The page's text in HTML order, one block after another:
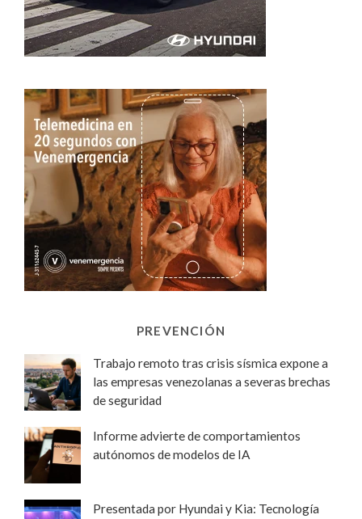
PREVENCIÓN
Trabajo remoto tras crisis sísmica expone a
las empresas venezolanas a severas brechas
de seguridad
Informe advierte de comportamientos
autónomos de modelos de IA
Presentada por Hyundai y Kia: Tecnología